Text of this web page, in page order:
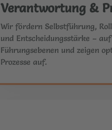
Verantwortung &
Wir fördern Selbstführung,
und Entscheidungsstärke –
Führungsebenen und zeigen
Prozesse auf.